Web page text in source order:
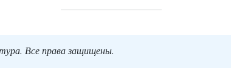
Все права защищены.